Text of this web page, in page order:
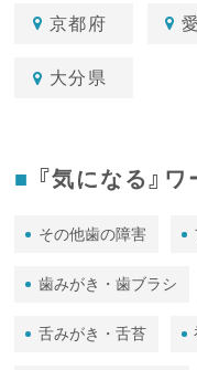
京都府
大分県
『気になる』
その他歯の障害
歯みがき・歯ブラシ
舌みがき・舌苔